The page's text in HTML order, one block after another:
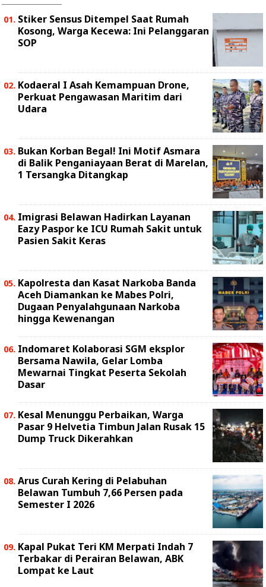
Stiker Sensus Ditempel Saat Rumah
Kosong, Warga Kecewa: Ini Pelanggaran
SOP
Kodaeral I Asah Kemampuan Drone,
Perkuat Pengawasan Maritim dari
Udara
Bukan Korban Begal! Ini Motif Asmara
di Balik Penganiayaan Berat di Marelan,
1 Tersangka Ditangkap
Imigrasi Belawan Hadirkan Layanan
Eazy Paspor ke ICU Rumah Sakit untuk
Pasien Sakit Keras
Kapolresta dan Kasat Narkoba Banda
Aceh Diamankan ke Mabes Polri,
Dugaan Penyalahgunaan Narkoba
hingga Kewenangan
Indomaret Kolaborasi SGM eksplor
Bersama Nawila, Gelar Lomba
Mewarnai Tingkat Peserta Sekolah
Dasar
Kesal Menunggu Perbaikan, Warga
Pasar 9 Helvetia Timbun Jalan Rusak 15
Dump Truck Dikerahkan
Arus Curah Kering di Pelabuhan
Belawan Tumbuh 7,66 Persen pada
Semester I 2026
Kapal Pukat Teri KM Merpati Indah 7
Terbakar di Perairan Belawan, ABK
Lompat ke Laut